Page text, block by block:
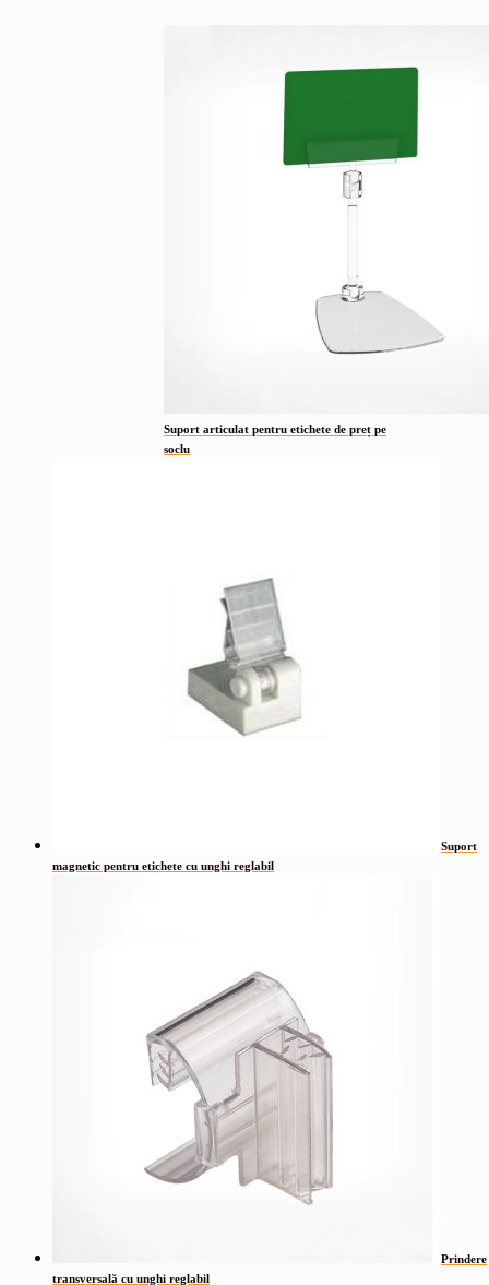
Suport articulat pentru etichete de preț pe
soclu
Suport
magnetic pentru etichete cu unghi reglabil
Prindere
transversală cu unghi reglabil